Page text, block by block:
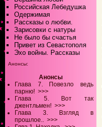
Российская Лебедушка
Одержимая
Рассказы о любви.
Зарисовки с натуры
Не было бы счастья
Привет из Севастополя
Эхо войны. Рассказы
Анонсы:
Анонсы
Глава 7. Повезло ведь
парню! >>>
Глава 5. Вот так
джентльмен! >>>
Глава 3. Взгляд в
прошлое.. >>>